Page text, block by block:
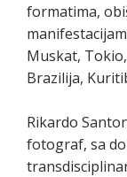
formatima,
Muskat,
Brazilija,
Rikardo
fotograf, sa